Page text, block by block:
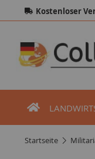
Kostenloser
startseite